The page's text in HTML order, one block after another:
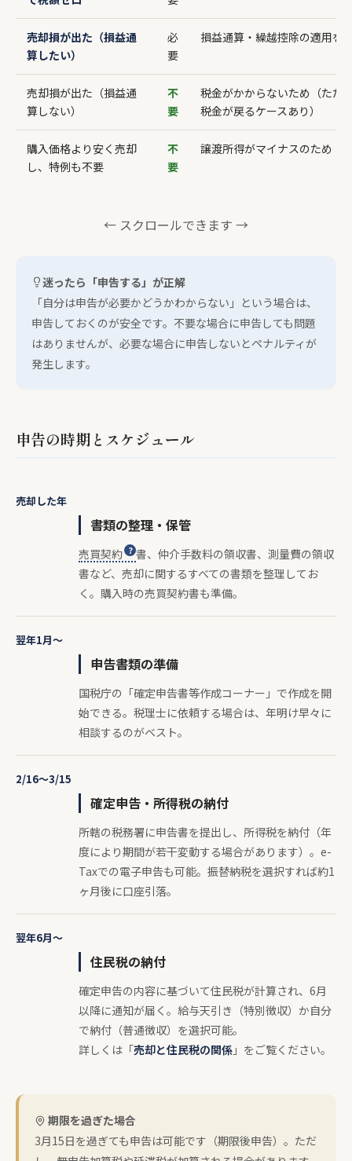
売却損が出た（損益通
算したい）
必
要
損益通算・繰越控除の適用を
売却損が出た（損益通
算しない）
不
要
税金がかからないため（ただ
税金が戻るケースあり）
購入価格より安く売却
し、特例も不要
不
要
譲渡所得がマイナスのため
← スクロールできます →
迷ったら「申告する」が正解
「自分は申告が必要かどうかわからない」という場合は、
申告しておくのが安全です。不要な場合に申告しても問題
はありませんが、必要な場合に申告しないとペナルティが
発生します。
申告の時期とスケジュール
売却した年
書類の整理・保管
売買契約
書、仲介手数料の領収書、測量費の領収
書など、売却に関するすべての書類を整理してお
く。購入時の売買契約書も準備。
翌年1月〜
申告書類の準備
国税庁の「確定申告書等作成コーナー」で作成を開
始できる。税理士に依頼する場合は、年明け早々に
相談するのがベスト。
2/16〜3/15
確定申告・所得税の納付
所轄の税務署に申告書を提出し、所得税を納付（年
度により期間が若干変動する場合があります）。e-
Taxでの電子申告も可能。振替納税を選択すれば約1
ヶ月後に口座引落。
翌年6月〜
住民税の納付
確定申告の内容に基づいて住民税が計算され、6月
以降に通知が届く。給与天引き（特別徴収）か自分
で納付（普通徴収）を選択可能。
詳しくは「売却と住民税の関係 」をご覧ください。
期限を過ぎた場合
3月15日を過ぎても申告は可能です（期限後申告）。ただ